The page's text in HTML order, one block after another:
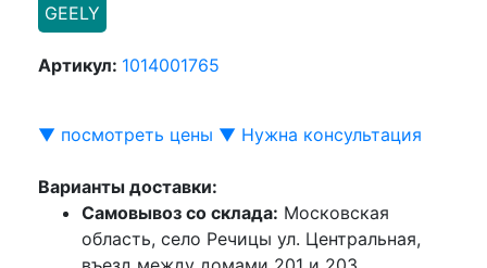
GEELY
Артикул: 1014001765
▼ посмотреть цены ▼ Нужна консультация
Варианты доставки:
Самовывоз со склада: Московская
область, село Речицы ул. Центральная,